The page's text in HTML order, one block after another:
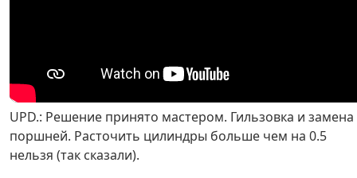
UPD.: Решение принято мастером. Гильзовка и замена
поршней. Расточить цилиндры больше чем на 0.5
нельзя (так сказали).